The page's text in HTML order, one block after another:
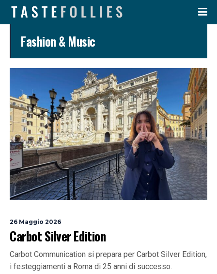
Fashion & Music
26 Maggio 2026
Carbot Silver Edition
Carbot Communication si prepara per Carbot Silver Edition,
i festeggiamenti a Roma di 25 anni di successo.